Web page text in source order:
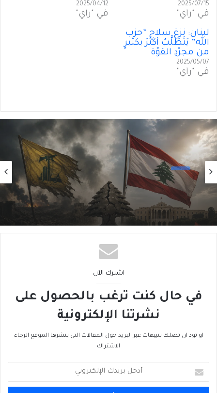
2025/07/15
في "رأي"
2025/04/12
في "رأي"
لبنان: نَزعُ سلاحِ “حزب
الله” يَتَطَلَّبُ أكثَرَ بكثيرٍ
من مجرّدِ القوّة
2025/05/07
في "رأي"
رأي
2026/08/06
تَخوينُ “حزب الله” رمزيَّة الدولة يُفقِدُهُ حاضِنَته
اللبنانية؟
اشترك الآن
في حال كنت ترغب بالحصول على
نشرتنا الإلكترونية
او تود ان تصلك تنبيهات عبر البريد حول المقالات التي ينشرها الموقع الرجاء
الاشتراك
بريدك
الإلكتروني